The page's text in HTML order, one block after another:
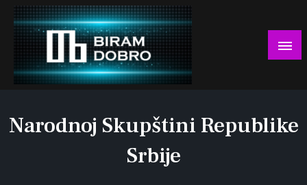
Skip
content
Narodnoj Skupštini Republike
Srbije